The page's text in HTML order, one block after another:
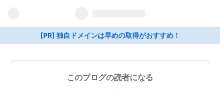
[PR] 独自ドメインは早めの取得がおすすめ！
このブログの読者になる